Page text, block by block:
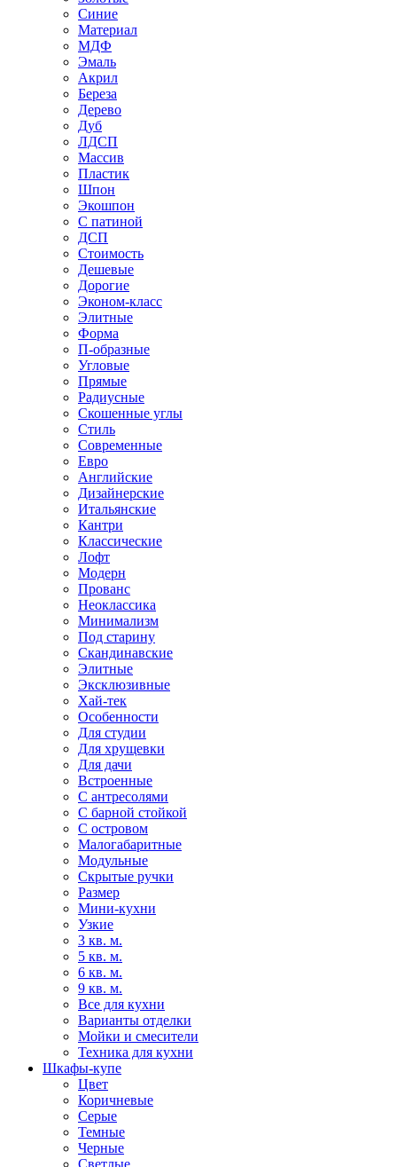
Синие
Материал
МДФ
Эмаль
Акрил
Береза
Дерево
Дуб
ЛДСП
Массив
Пластик
Шпон
Экошпон
С патиной
ДСП
Стоимость
Дешевые
Дорогие
Эконом-класс
Элитные
Форма
П-образные
Угловые
Прямые
Радиусные
Скошенные углы
Стиль
Современные
Евро
Английские
Дизайнерские
Итальянские
Кантри
Классические
Лофт
Модерн
Прованс
Неоклассика
Минимализм
Под старину
Скандинавские
Элитные
Эксклюзивные
Хай-тек
Особенности
Для студии
Для хрущевки
Для дачи
Встроенные
С антресолями
С барной стойкой
С островом
Малогабаритные
Модульные
Скрытые ручки
Размер
Мини-кухни
Узкие
3 кв. м.
5 кв. м.
6 кв. м.
9 кв. м.
Все для кухни
Варианты отделки
Мойки и смесители
Техника для кухни
Шкафы-купе
Цвет
Коричневые
Серые
Темные
Черные
Светлые